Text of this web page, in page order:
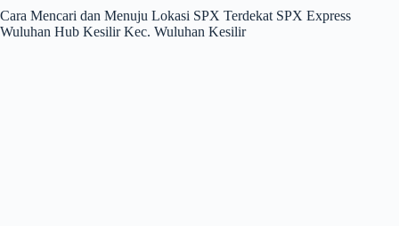
Cara Mencari dan Menuju Lokasi SPX Terdekat SPX Express
Wuluhan Hub Kesilir Kec. Wuluhan Kesilir